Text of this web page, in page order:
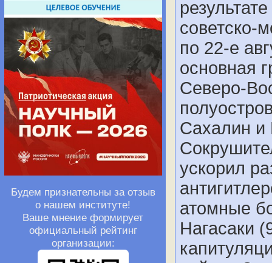
Будем признательны за отзыв
о нашем институте!
Ваше мнение формирует
официальный рейтинг
организации:
советско-
по 22-е
основная
Северо-
Сахалин и
ускорил
атомные
Нагасаки